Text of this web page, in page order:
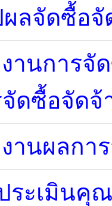
ลจัดซื้อจั
านการจั
จัดซื้อจัดจ้
านผลกา
ระเมินคุ